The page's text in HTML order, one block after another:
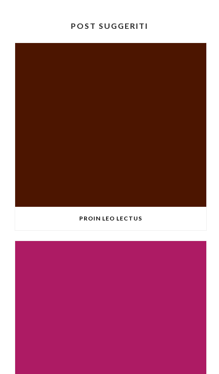
POST SUGGERITI
PROIN LEO LECTUS